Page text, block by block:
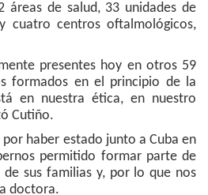
áreas de salud, 33 unidades de
cuatro centros oftalmológicos,
presentes hoy en otros 59
formados en el principio de la
en nuestra ética, en nuestro
Cutiño.
haber estado junto a Cuba en
permitido formar parte de
sus familias y, por lo que nos
doctora.